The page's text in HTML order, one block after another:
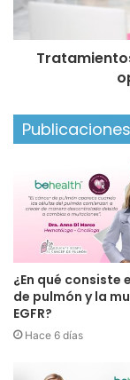
¿En qué consiste
de pulmón y la
EGFR?
Hace 6 días